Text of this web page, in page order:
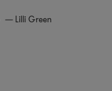
Lilli Green